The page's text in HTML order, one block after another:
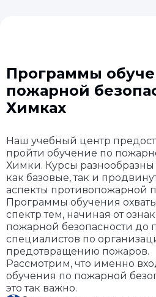
Программы
пожарной
Химках
Наш учебный центр
пройти обучение по
Химки. Курсы
как базовые, так и
аспекты противопожарной
Программы обучения
спектр тем, начиная от
пожарной безопасности до
специалистов по
предотвращению пожаров.
Рассмотрим, что именно
обучения по пожарной
это так важно.